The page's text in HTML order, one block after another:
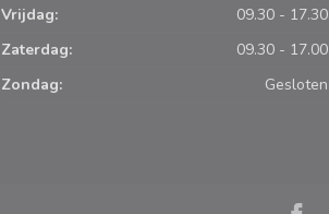
Vrijdag:
09.30 - 17.30
Zaterdag:
09.30 - 17.00
Zondag:
Gesloten